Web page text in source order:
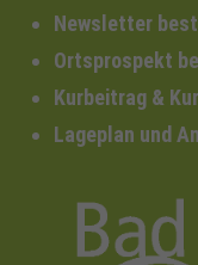
Newsletter
Ortsprospekt
Kurbeitrag &
Lageplan und